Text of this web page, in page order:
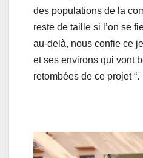
des populations de la
reste de taille si l’on se
au-delà, nous confie ce
et ses environs qui vont
retombées de ce projet “.